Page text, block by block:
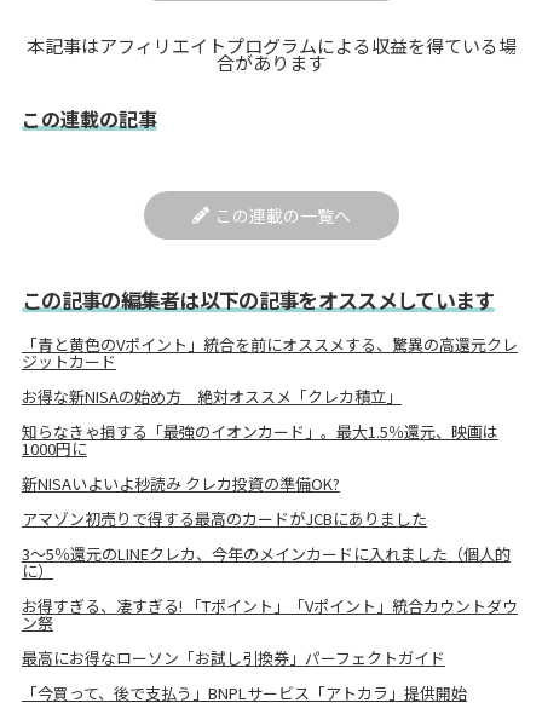
本記事はアフィリエイトプログラムによる収益を得ている場
合があります
この連載の記事
この連載の一覧へ
この記事の編集者は以下の記事をオススメしています
「青と黄色のVポイント」統合を前にオススメする、驚異の高還元クレ
ジットカード
お得な新NISAの始め方 絶対オススメ「クレカ積立」
知らなきゃ損する「最強のイオンカード」。最大1.5％還元、映画は
1000円に
新NISAいよいよ秒読み クレカ投資の準備OK?
アマゾン初売りで得する最高のカードがJCBにありました
3〜5％還元のLINEクレカ、今年のメインカードに入れました（個人的
に）
お得すぎる、凄すぎる! 「Tポイント」「Vポイント」統合カウントダウ
ン祭
最高にお得なローソン「お試し引換券」パーフェクトガイド
「今買って、後で支払う」BNPLサービス「アトカラ」提供開始